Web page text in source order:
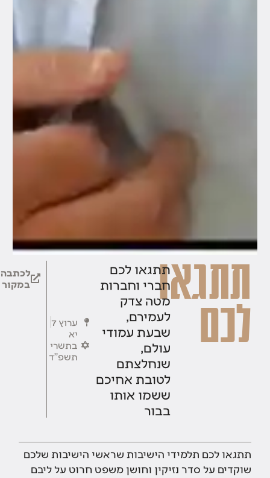
תתגאו
לכם
תתגאו לכם
חברי וחברות
מטה צדק
לעמירם,
שבעת עמודי
עולם,
שנחלצתם
לטובת אחיכם
ששמו אותו
בבור
ערוץ 7
יא
בתשרי
תשפ''ד
לכתבה
במקור
תתגאו לכם תלמידי הישיבות שראשי הישיבות שלכם
שוקדים על סדר נזיקין וחושן משפט חרוט על ליבם